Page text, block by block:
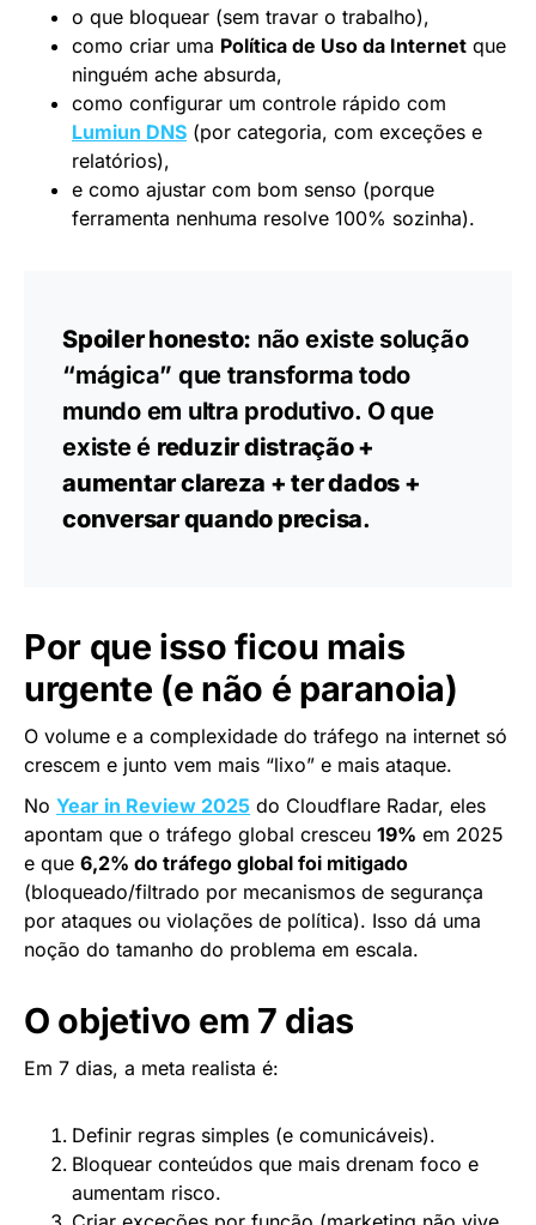
o que bloquear (sem travar o trabalho),
como criar uma Política de Uso da Internet que
ninguém ache absurda,
como configurar um controle rápido com
Lumiun DNS (por categoria, com exceções e
relatórios),
e como ajustar com bom senso (porque
ferramenta nenhuma resolve 100% sozinha).
Spoiler honesto: não existe solução
“mágica” que transforma todo
mundo em ultra produtivo. O que
existe é reduzir distração +
aumentar clareza + ter dados +
conversar quando precisa.
Por que isso ficou mais
urgente (e não é paranoia)
O volume e a complexidade do tráfego na internet só
crescem e junto vem mais “lixo” e mais ataque.
No Year in Review 2025 do Cloudflare Radar, eles
apontam que o tráfego global cresceu 19% em 2025
e que 6,2% do tráfego global foi mitigado
(bloqueado/filtrado por mecanismos de segurança
por ataques ou violações de política). Isso dá uma
noção do tamanho do problema em escala.
O objetivo em 7 dias
Em 7 dias, a meta realista é:
Definir regras simples (e comunicáveis).
Bloquear conteúdos que mais drenam foco e
aumentam risco.